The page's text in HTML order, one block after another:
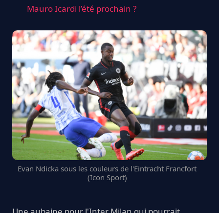
Mauro Icardi l’été prochain ?
Evan Ndicka sous les couleurs de l'Eintracht Francfort
(Icon Sport)